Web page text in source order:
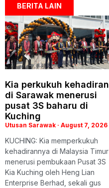
BERITA LAIN
Kia perkukuh kehadiran
di Sarawak menerusi
pusat 3S baharu di
Kuching
Utusan Sarawak August 7, 2026
KUCHING: Kia memperkukuh
kehadirannya di Malaysia Timur
menerusi pembukaan Pusat 3S
Kia Kuching oleh Heng Lian
Enterprise Berhad, sekali gus